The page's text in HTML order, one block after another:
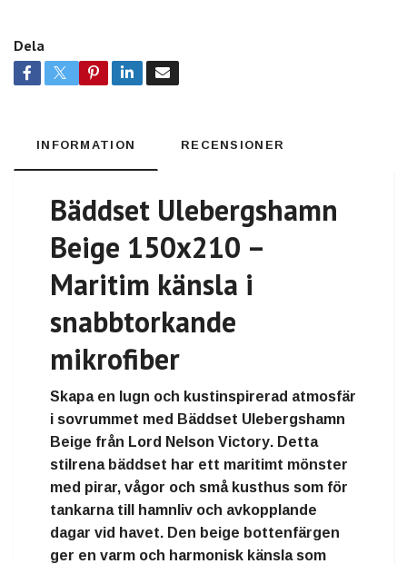
Dela
INFORMATION RECENSIONER
Bäddset Ulebergshamn
Beige 150x210 –
Maritim känsla i
snabbtorkande
mikrofiber
Skapa en lugn och kustinspirerad atmosfär
i sovrummet med Bäddset Ulebergshamn
Beige från Lord Nelson Victory. Detta
stilrena bäddset har ett maritimt mönster
med pirar, vågor och små kusthus som för
tankarna till hamnliv och avkopplande
dagar vid havet. Den beige bottenfärgen
ger en varm och harmonisk känsla som